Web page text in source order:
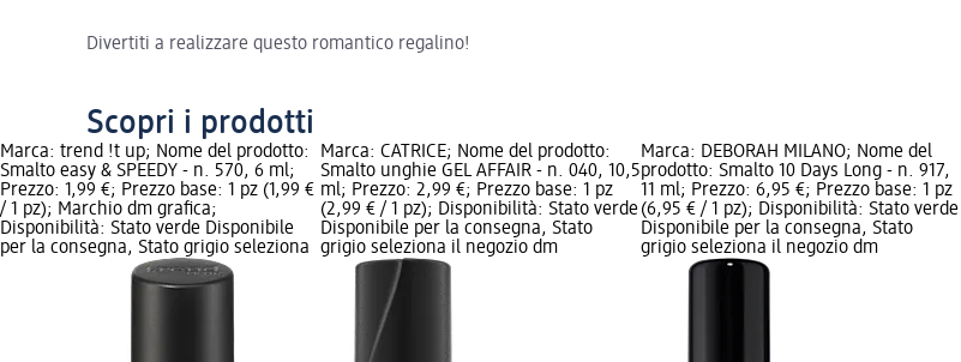
Divertiti a realizzare questo romantico regalino!
Scopri i prodotti
Marca: trend !t up; Nome del prodotto:
Smalto easy & SPEEDY - n. 570, 6 ml;
Prezzo: 1,99 €; Prezzo base: 1 pz (1,99 €
/ 1 pz); Marchio dm grafica;
Disponibilità: Stato verde Disponibile
per la consegna, Stato grigio seleziona
Marca: CATRICE; Nome del prodotto:
Smalto unghie GEL AFFAIR - n. 040, 10,5
ml; Prezzo: 2,99 €; Prezzo base: 1 pz
(2,99 € / 1 pz); Disponibilità: Stato verde
Disponibile per la consegna, Stato
grigio seleziona il negozio dm
Marca: DEBORAH MILANO; Nome del
prodotto: Smalto 10 Days Long - n. 917,
11 ml; Prezzo: 6,95 €; Prezzo base: 1 pz
(6,95 € / 1 pz); Disponibilità: Stato verde
Disponibile per la consegna, Stato
grigio seleziona il negozio dm